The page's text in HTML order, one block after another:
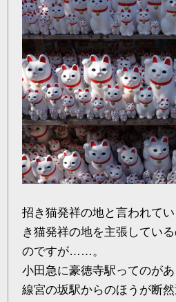
招き猫発祥の地と言われて
き猫発祥の地を主張してい
のですが……。
小田急に豪徳寺駅ってのが
線宮の坂駅からのほうが断